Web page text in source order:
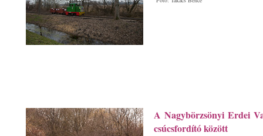
A Nagybörzsönyi Erdei
csúcsfordító között